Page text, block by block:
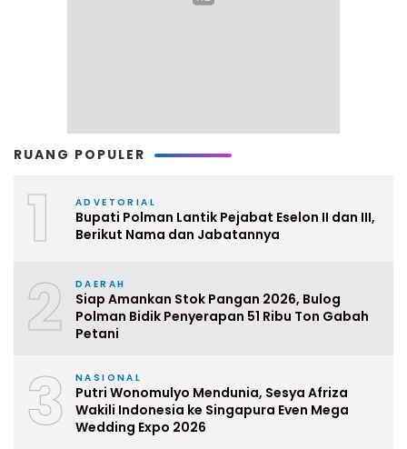
RUANG POPULER
1 ADVETORIAL
Bupati Polman Lantik Pejabat Eselon II dan III,
Berikut Nama dan Jabatannya
2 DAERAH
Siap Amankan Stok Pangan 2026, Bulog
Polman Bidik Penyerapan 51 Ribu Ton Gabah
Petani
3 NASIONAL
Putri Wonomulyo Mendunia, Sesya Afriza
Wakili Indonesia ke Singapura Even Mega
Wedding Expo 2026